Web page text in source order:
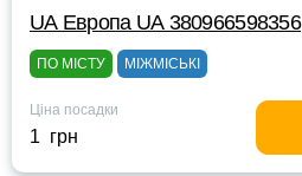
UА Европа UА 380966598356
ПО МІСТУ МІЖМІСЬКІ
Ціна посадки
1 грн